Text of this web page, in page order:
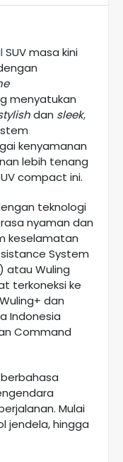
l SUV masa kini
menyatukan
dan sleek,
kenyamanan
lebih tenang
compact ini.
teknologi
nyaman dan
keselamatan
System
atau Wuling
terkoneksi ke
dan
Indonesia
Command
Mulai
jendela, hingga